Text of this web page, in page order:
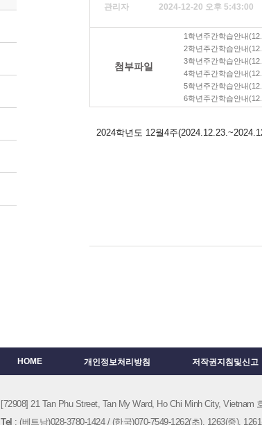
관리자 2024-12-20 오후 5:43:00
첨부파일
1학년주간학습안내
2학년주간학습안내
3학년주간학습안내
4학년주간학습안내
5학년주간학습안내
6학년주간학습안내
2024학년도 12월4주
HOME 개인정보처리방침 저작권지침및신고
[72908] 21 Tan Phu Street, Tan My Ward, Ho Chi Minh City, Vietnam
Tel : (베트남)028-3780-1424 / (한국)070-7549-1262(초), 1263(중),